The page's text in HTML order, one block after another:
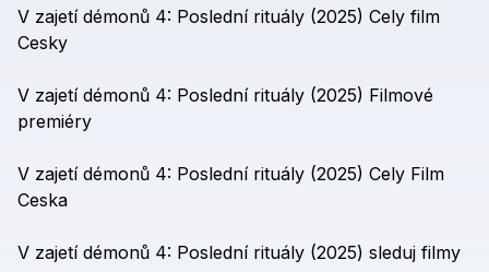
V zajetí démonů 4: Poslední rituály (2025) Cely film
Cesky
V zajetí démonů 4: Poslední rituály (2025) Filmové
premiéry
V zajetí démonů 4: Poslední rituály (2025) Cely Film
Ceska
V zajetí démonů 4: Poslední rituály (2025) sleduj filmy